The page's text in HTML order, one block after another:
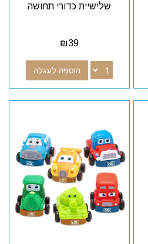
שלישיית כדורי תחושה
₪39
הוספה לעגלה